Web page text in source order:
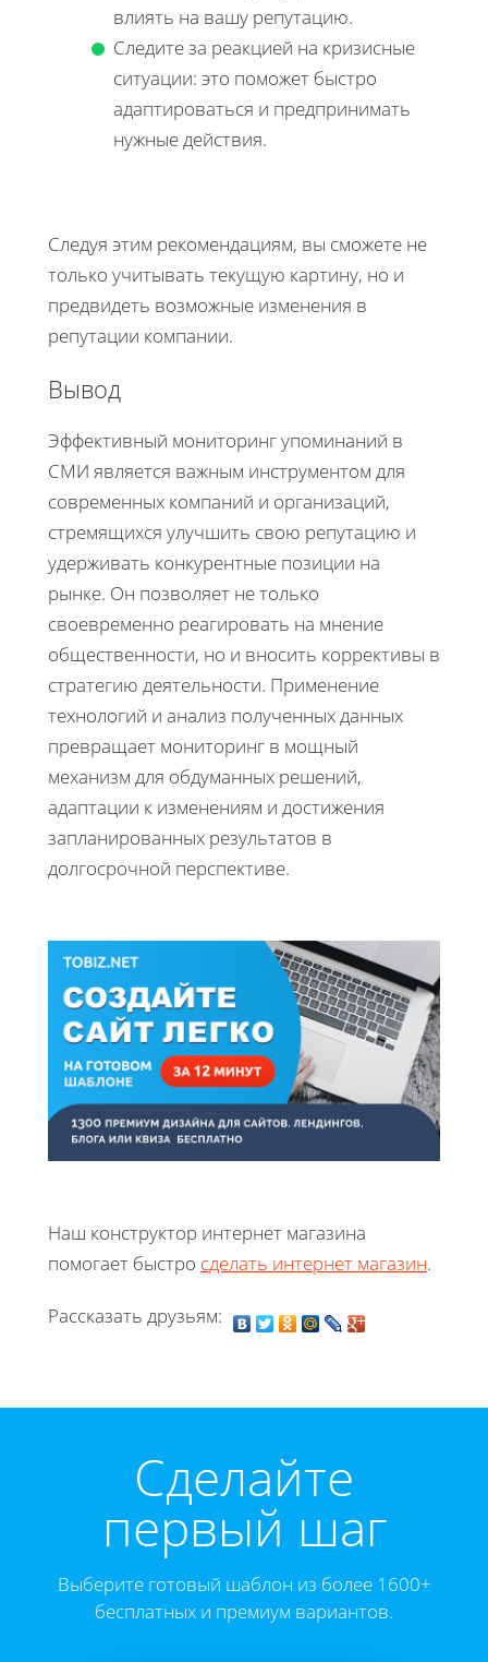
влиять на вашу репутацию.
Следите за реакцией на кризисные
ситуации: это поможет быстро
адаптироваться и предпринимать
нужные действия.
Следуя этим рекомендациям, вы сможете не
только учитывать текущую картину, но и
предвидеть возможные изменения в
репутации компании.
Вывод
Эффективный мониторинг упоминаний в
СМИ является важным инструментом для
современных компаний и организаций,
стремящихся улучшить свою репутацию и
удерживать конкурентные позиции на
рынке. Он позволяет не только
своевременно реагировать на мнение
общественности, но и вносить коррективы в
стратегию деятельности. Применение
технологий и анализ полученных данных
превращает мониторинг в мощный
механизм для обдуманных решений,
адаптации к изменениям и достижения
запланированных результатов в
долгосрочной перспективе.
Наш конструктор интернет магазина
помогает быстро сделать интернет магазин.
Рассказать друзьям:
Cделайте
первый шаг
Выберите готовый шаблон из более 1600+
бесплатных и премиум вариантов.